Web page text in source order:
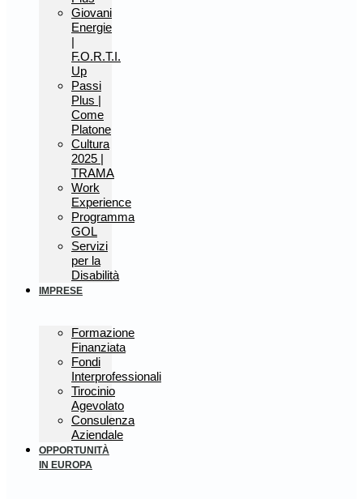
Giovani
Energie
|
F.O.R.T.I.
Up
Passi
Plus |
Come
Platone
Cultura
2025 |
TRAMA
Work
Experience
Programma
GOL
Servizi
per la
Disabilità
IMPRESE
Formazione
Finanziata
Fondi
Interprofessionali
Tirocinio
Agevolato
Consulenza
Aziendale
OPPORTUNITÀ
IN EUROPA